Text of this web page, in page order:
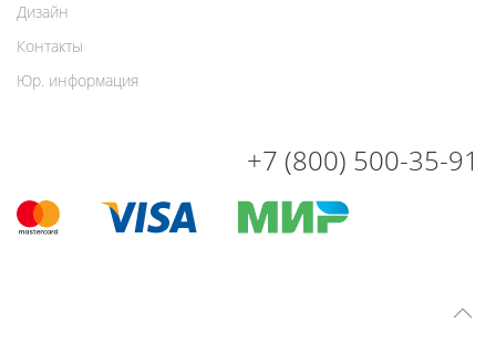
Дизайн
Контакты
Юр. информация
+7 (800) 500-35-91